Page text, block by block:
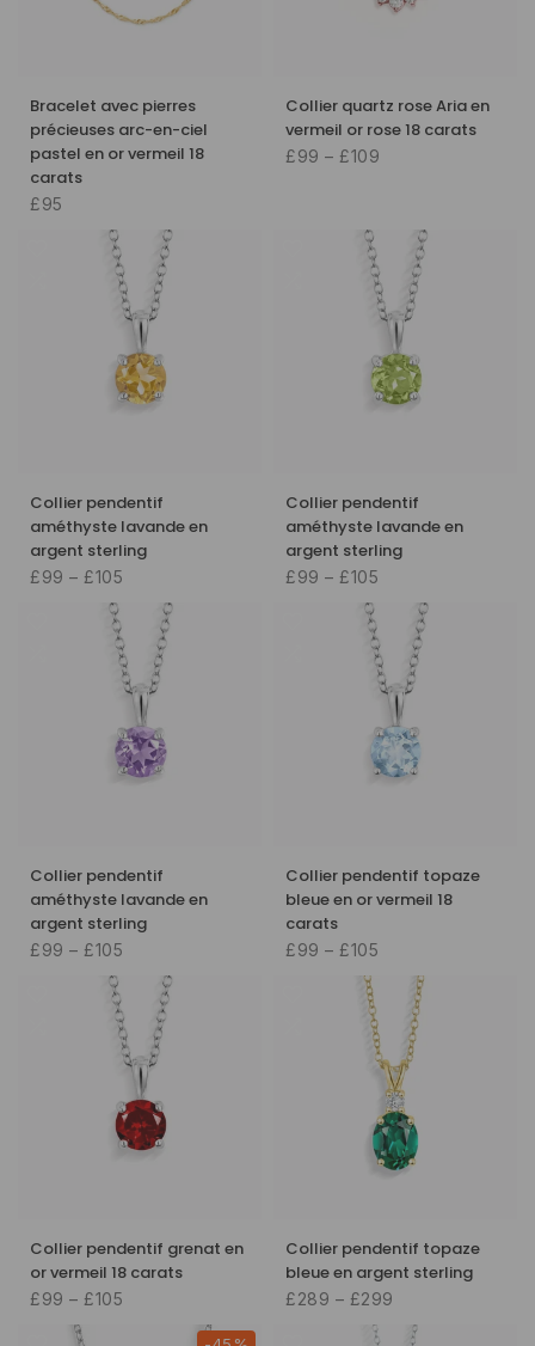
Bracelet avec pierres
précieuses arc-en-ciel
pastel en or vermeil 18
carats
£95
Collier quartz rose Aria en
vermeil or rose 18 carats
£99 – £109
Collier pendentif
améthyste lavande en
argent sterling
£99 – £105
Collier pendentif
améthyste lavande en
argent sterling
£99 – £105
Collier pendentif
améthyste lavande en
argent sterling
£99 – £105
Collier pendentif topaze
bleue en or vermeil 18
carats
£99 – £105
Collier pendentif grenat en
or vermeil 18 carats
£99 – £105
Collier pendentif topaze
bleue en argent sterling
£289 – £299